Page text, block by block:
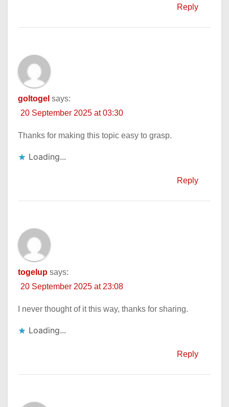
Reply
goltogel says:
20 September 2025 at 03:30
Thanks for making this topic easy to grasp.
Loading...
Reply
togelup says:
20 September 2025 at 23:08
I never thought of it this way, thanks for sharing.
Loading...
Reply